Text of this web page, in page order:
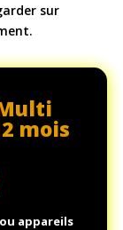
sur
mois
ou appareils